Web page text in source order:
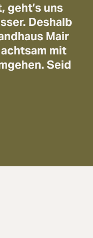
geht’s uns
Deshalb
Mair
mit
Seid